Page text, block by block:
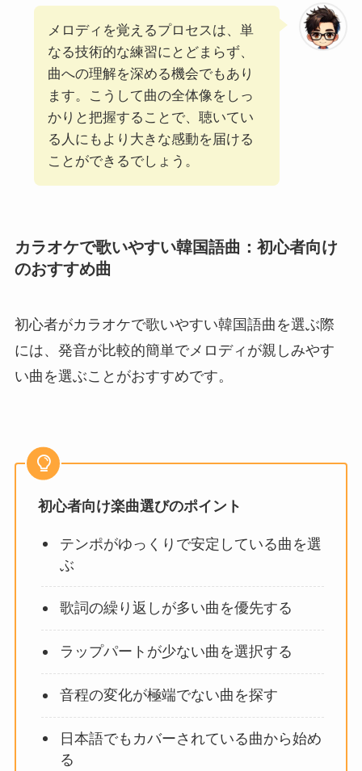
メロディを覚えるプロセスは、単
なる技術的な練習にとどまらず、
曲への理解を深める機会でもあり
ます。こうして曲の全体像をしっ
かりと把握することで、聴いてい
る人にもより大きな感動を届ける
ことができるでしょう。
カラオケで歌いやすい韓国語曲：初心者向け
のおすすめ曲
初心者がカラオケで歌いやすい韓国語曲を選ぶ際
には、発音が比較的簡単でメロディが親しみやす
い曲を選ぶことがおすすめです。
初心者向け楽曲選びのポイント
テンポがゆっくりで安定している曲を選
ぶ
歌詞の繰り返しが多い曲を優先する
ラップパートが少ない曲を選択する
音程の変化が極端でない曲を探す
日本語でもカバーされている曲から始め
る